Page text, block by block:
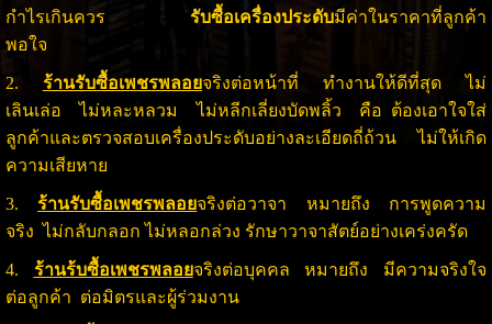
กำไรเกินควรรับซื้อเครื่องประดับมีค่าในราคาที่ลูกค้า
พอใจ
2. ร้านรับซื้อเพชรพลอยจริงต่อหน้าที่ ทำงานให้ดีที่สุด ไม่
เลินเล่อ ไม่หละหลวม ไม่หลีกเลี่ยงบัดพลิ้ว คือ ต้องเอาใจใส่
ลูกค้าและตรวจสอบเครื่องประดับอย่างละเอียดถี่ถ้วน ไม่ให้เกิด
ความเสียหาย
3.ร้านรับซื้อเพชรพลอยจริงต่อวาจา หมายถึง การพูดความ
จริง ไม่กลับกลอก ไม่หลอกล่วง รักษาวาจาสัตย์อย่างเคร่งครัด
4. ร้านร้บซื้อเพชรพลอยจริงต่อบุคคล หมายถึง มีความจริงใจ
ต่อลูกค้า ต่อมิตรและผู้ร่วมงาน